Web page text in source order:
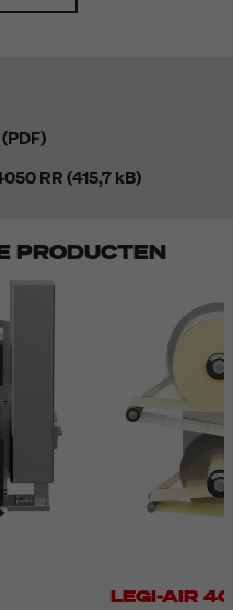
RR (415,7 kB)
PRODUCTEN
LEGI-AIR